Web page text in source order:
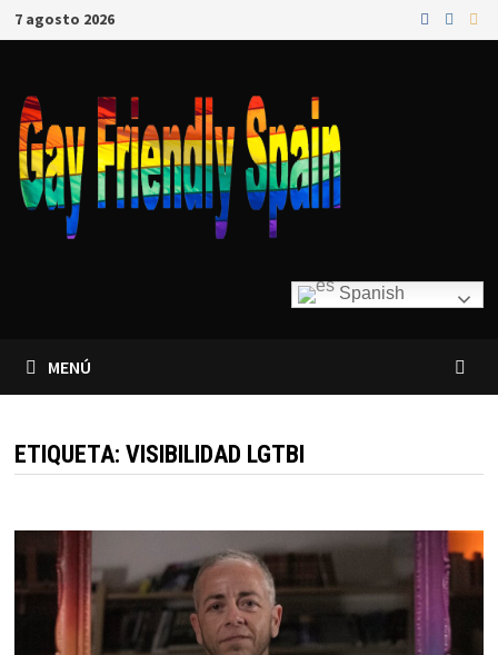
7 agosto 2026
Spanish
MENÚ
ETIQUETA: VISIBILIDAD LGTBI